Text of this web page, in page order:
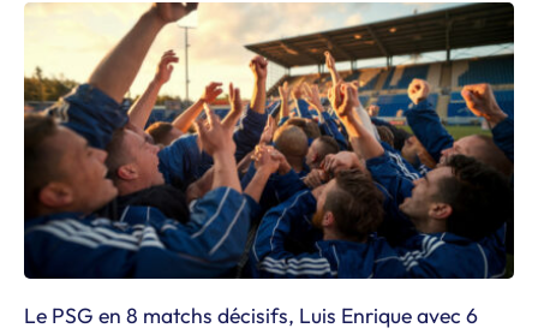
Le PSG en 8 matchs décisifs, Luis Enrique avec 6